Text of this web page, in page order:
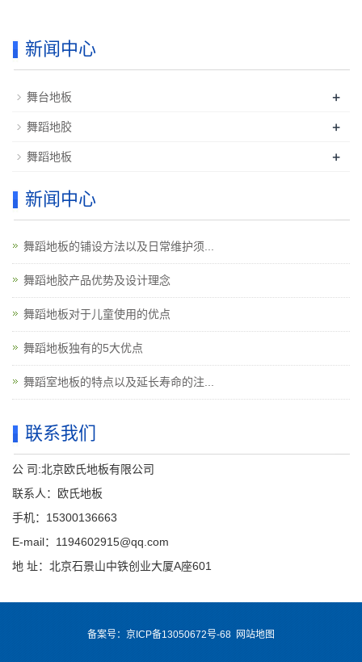
新闻中心
舞台地板 +
舞蹈地胶 +
舞蹈地板 +
新闻中心
舞蹈地板的铺设方法以及日常维护须...
舞蹈地胶产品优势及设计理念
舞蹈地板对于儿童使用的优点
舞蹈地板独有的5大优点
舞蹈室地板的特点以及延长寿命的注...
联系我们
公 司:北京欧氏地板有限公司
联系人：欧氏地板
手机：15300136663
E-mail：1194602915@qq.com
地 址：北京石景山中铁创业大厦A座601
备案号： 京ICP备13050672号-68 网站地图